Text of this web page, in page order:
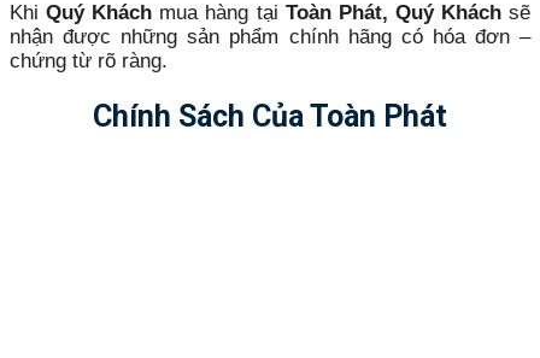
KhiQuý Khách mua hàng tại Toàn Phát, Quý Kháchsẽ
nhận được những sản phẩm chính hãng có hóa đơn –
chứng từ rõ ràng.
Chính Sách Của Toàn Phát